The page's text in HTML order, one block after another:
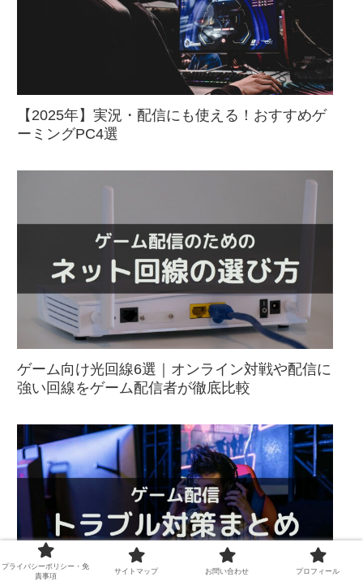
【2025年】実況・配信にも使える！おすすめゲ
ーミングPC4選
ゲーム向け光回線6選｜オンライン対戦や配信に
強い回線をゲーム配信者が徹底比較
プライバシーポリシー・免
責事項
サイトマップ お問い合わせ プロフィール